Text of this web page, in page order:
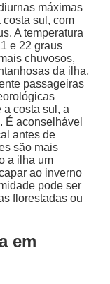
máximas
sul, com
A temperatura
e 22 graus
chuvosos,
da ilha,
passageiras
a costa sul, a
É aconselhável
antes de
são mais
a ilha um
ao inverno
pode ser
florestadas ou
em